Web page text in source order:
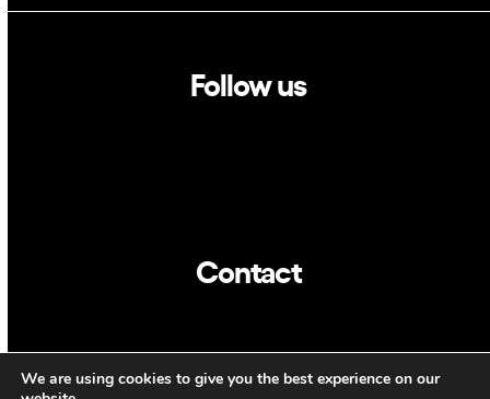
Follow us
Contact
We are using cookies to give you the best experience on our